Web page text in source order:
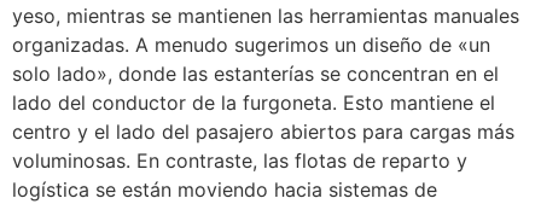
yeso, mientras se mantienen las herramientas manuales
organizadas. A menudo sugerimos un diseño de «un
solo lado», donde las estanterías se concentran en el
lado del conductor de la furgoneta. Esto mantiene el
centro y el lado del pasajero abiertos para cargas más
voluminosas. En contraste, las flotas de reparto y
logística se están moviendo hacia sistemas de